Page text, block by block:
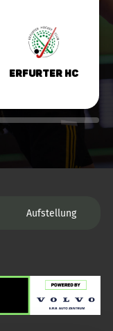
Erfurter HC
Aufstellung